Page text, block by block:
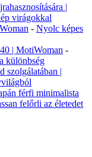
|
virágokkal
- Nyolc képes
| MotiWoman -
különbség
szolgálatában |
férfi minimalista
felőrli az életedet